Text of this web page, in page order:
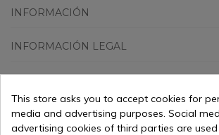
INFORMACIÓN
INFORMACIÓN LEGAL
This store asks you to accept cookies for
media and advertising purposes. Social
advertising cookies of third parties are